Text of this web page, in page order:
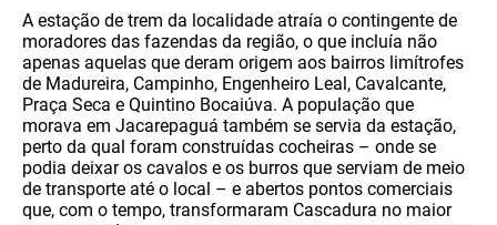
A estação de trem da localidade atraía o contingente de
moradores das fazendas da região, o que incluía não
apenas aquelas que deram origem aos bairros limítrofes
de Madureira, Campinho, Engenheiro Leal, Cavalcante,
Praça Seca e Quintino Bocaiúva. A população que
morava em Jacarepaguá também se servia da estação,
perto da qual foram construídas cocheiras – onde se
podia deixar os cavalos e os burros que serviam de meio
de transporte até o local – e abertos pontos comerciais
que, com o tempo, transformaram Cascadura no maior